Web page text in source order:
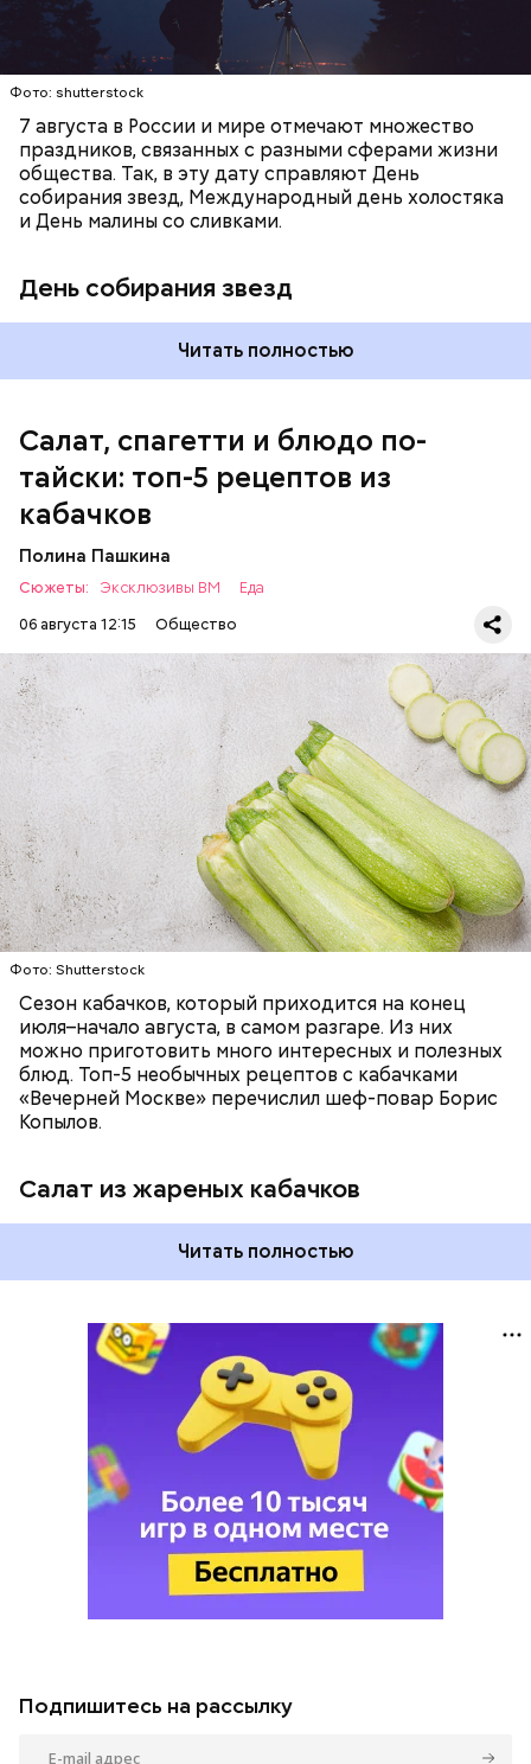
Фото: shutterstock
7 августа в России и мире отмечают множество
праздников, связанных с разными сферами жизни
общества. Так, в эту дату справляют День
собирания звезд, Международный день холостяка
и День малины со сливками.
День собирания звезд
Читать полностью
Салат, спагетти и блюдо по-
тайски: топ-5 рецептов из
кабачков
Полина Пашкина
Сюжеты: Эксклюзивы ВМ
Еда
06 августа 12:15
Общество
Фото: Shutterstock
Сезон кабачков, который приходится на конец
июля–начало августа, в самом разгаре. Из них
можно приготовить много интересных и полезных
блюд. Топ-5 необычных рецептов с кабачками
«Вечерней Москве» перечислил шеф-повар Борис
Копылов.
Салат из жареных кабачков
Ингредиенты:
кабачок;
петрушка;
оливковое масло;
Читать полностью
ЕДА ОВОЩИ РЕЦЕПТЫ
Подпишитесь на рассылку